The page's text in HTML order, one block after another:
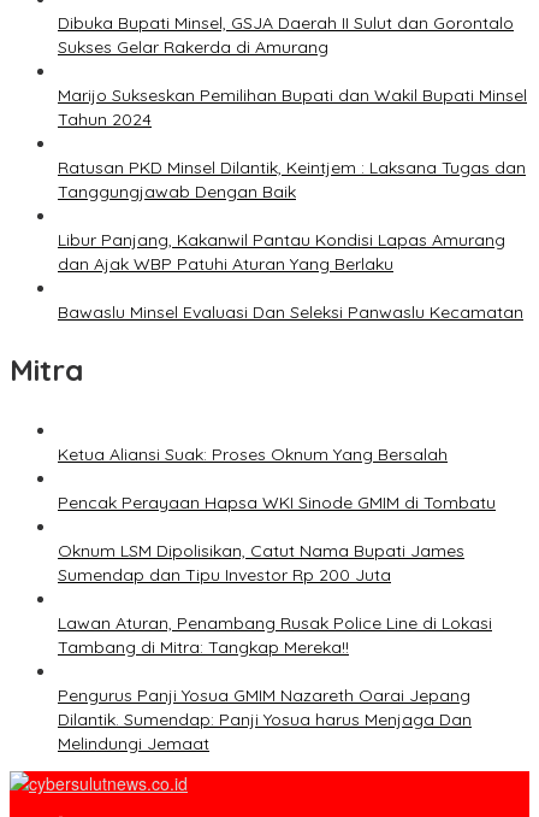
Dibuka Bupati Minsel, GSJA Daerah II Sulut dan Gorontalo
Sukses Gelar Rakerda di Amurang
Marijo Sukseskan Pemilihan Bupati dan Wakil Bupati Minsel
Tahun 2024
Ratusan PKD Minsel Dilantik, Keintjem : Laksana Tugas dan
Tanggungjawab Dengan Baik
Libur Panjang, Kakanwil Pantau Kondisi Lapas Amurang
dan Ajak WBP Patuhi Aturan Yang Berlaku
Bawaslu Minsel Evaluasi Dan Seleksi Panwaslu Kecamatan
Mitra
Ketua Aliansi Suak: Proses Oknum Yang Bersalah
Pencak Perayaan Hapsa WKI Sinode GMIM di Tombatu
Oknum LSM Dipolisikan, Catut Nama Bupati James
Sumendap dan Tipu Investor Rp 200 Juta
Lawan Aturan, Penambang Rusak Police Line di Lokasi
Tambang di Mitra: Tangkap Mereka!!
Pengurus Panji Yosua GMIM Nazareth Oarai Jepang
Dilantik. Sumendap: Panji Yosua harus Menjaga Dan
Melindungi Jemaat